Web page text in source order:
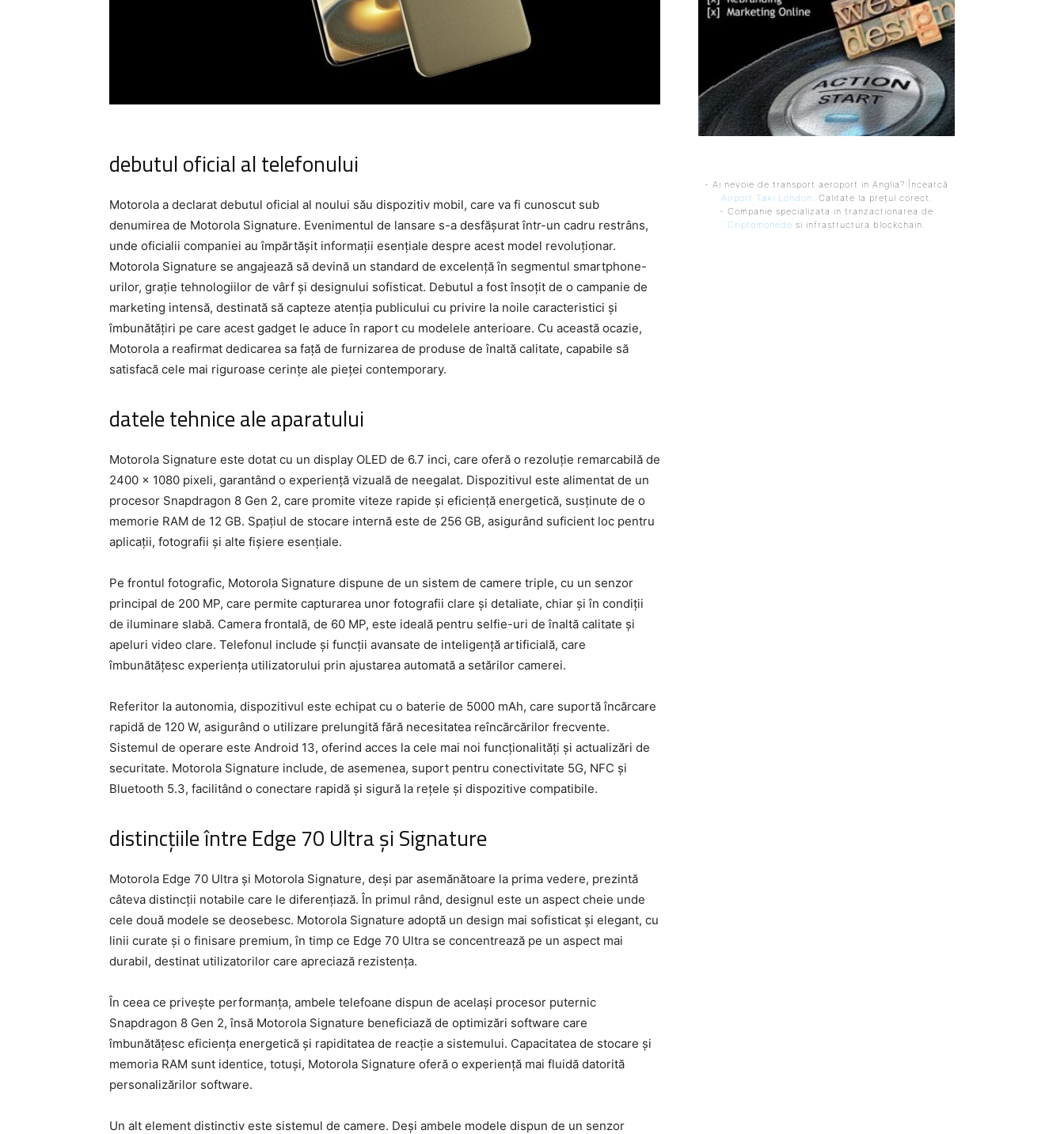
debutul oficial al telefonului
Motorola a declarat debutul oficial al noului său dispozitiv mobil, care va fi cunoscut sub
denumirea de Motorola Signature. Evenimentul de lansare s-a desfășurat într-un cadru restrâns,
unde oficialii companiei au împărtășit informații esențiale despre acest model revoluționar.
Motorola Signature se angajează să devină un standard de excelență în segmentul smartphone-
urilor, grație tehnologiilor de vârf și designului sofisticat. Debutul a fost însoțit de o campanie de
marketing intensă, destinată să capteze atenția publicului cu privire la noile caracteristici și
îmbunătățiri pe care acest gadget le aduce în raport cu modelele anterioare. Cu această ocazie,
Motorola a reafirmat dedicarea sa față de furnizarea de produse de înaltă calitate, capabile să
satisfacă cele mai riguroase cerințe ale pieței contemporary.
datele tehnice ale aparatului
Motorola Signature este dotat cu un display OLED de 6.7 inci, care oferă o rezoluție remarcabilă de
2400 x 1080 pixeli, garantând o experiență vizuală de neegalat. Dispozitivul este alimentat de un
procesor Snapdragon 8 Gen 2, care promite viteze rapide și eficiență energetică, susținute de o
memorie RAM de 12 GB. Spațiul de stocare internă este de 256 GB, asigurând suficient loc pentru
aplicații, fotografii și alte fișiere esențiale.
Pe frontul fotografic, Motorola Signature dispune de un sistem de camere triple, cu un senzor
principal de 200 MP, care permite capturarea unor fotografii clare și detaliate, chiar și în condiții
de iluminare slabă. Camera frontală, de 60 MP, este ideală pentru selfie-uri de înaltă calitate și
apeluri video clare. Telefonul include și funcții avansate de inteligență artificială, care
îmbunătățesc experiența utilizatorului prin ajustarea automată a setărilor camerei.
Referitor la autonomia, dispozitivul este echipat cu o baterie de 5000 mAh, care suportă încărcare
rapidă de 120 W, asigurând o utilizare prelungită fără necesitatea reîncărcărilor frecvente.
Sistemul de operare este Android 13, oferind acces la cele mai noi funcționalități și actualizări de
securitate. Motorola Signature include, de asemenea, suport pentru conectivitate 5G, NFC și
Bluetooth 5.3, facilitând o conectare rapidă și sigură la rețele și dispozitive compatibile.
distincțiile între Edge 70 Ultra și Signature
Motorola Edge 70 Ultra și Motorola Signature, deși par asemănătoare la prima vedere, prezintă
câteva distincții notabile care le diferențiază. În primul rând, designul este un aspect cheie unde
cele două modele se deosebesc. Motorola Signature adoptă un design mai sofisticat și elegant, cu
linii curate și o finisare premium, în timp ce Edge 70 Ultra se concentrează pe un aspect mai
durabil, destinat utilizatorilor care apreciază rezistența.
În ceea ce privește performanța, ambele telefoane dispun de același procesor puternic
Snapdragon 8 Gen 2, însă Motorola Signature beneficiază de optimizări software care
îmbunătățesc eficiența energetică și rapiditatea de reacție a sistemului. Capacitatea de stocare și
memoria RAM sunt identice, totuși, Motorola Signature oferă o experiență mai fluidă datorită
personalizărilor software.
Un alt element distinctiv este sistemul de camere. Deși ambele modele dispun de un senzor
- Ai nevoie de transport aeroport in Anglia? Încearcă
Airport Taxi London. Calitate la prețul corect.
- Companie specializata in tranzactionarea de
Criptomonede si infrastructura blockchain.